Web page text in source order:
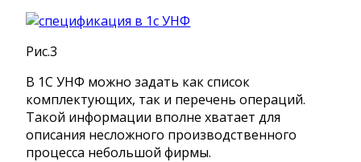
Рис.3
В 1С УНФ можно задать как список
комплектующих, так и перечень операций.
Такой информации вполне хватает для
описания несложного производственного
процесса небольшой фирмы.